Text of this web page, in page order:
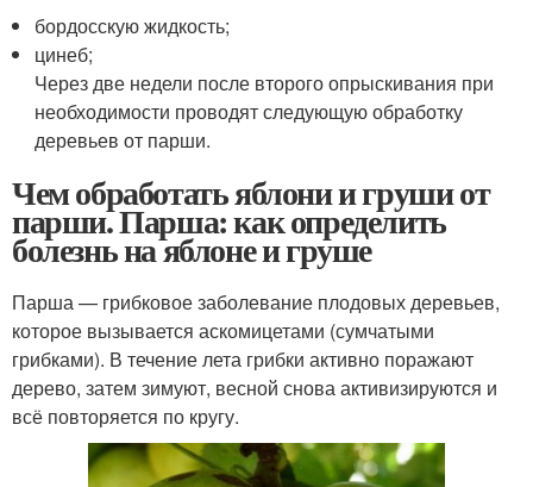
бордосскую жидкость;
цинеб;
Через две недели после второго опрыскивания при
необходимости проводят следующую обработку
деревьев от парши.
Чем обработать яблони и груши от
парши. Парша: как определить
болезнь на яблоне и груше
Парша — грибковое заболевание плодовых деревьев,
которое вызывается аскомицетами (сумчатыми
грибками). В течение лета грибки активно поражают
дерево, затем зимуют, весной снова активизируются и
всё повторяется по кругу.